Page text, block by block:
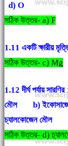
d) O
সঠিক উত্তর- a) F
1.11 একটি ক্ষারীয়
সঠিক উত্তর- c) Mg
1.12 দীর্ঘ পর্যায়
মৌল b)
চ্যালকোজেন মৌল
সঠিক উত্তর- d)